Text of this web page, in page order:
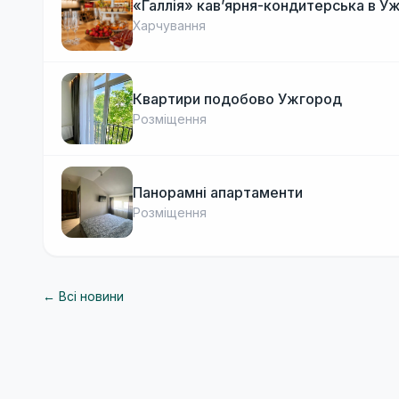
«Галлія» кав’ярня-кондитерська в
Харчування
Квартири подобово Ужгород
Розміщення
Панорамні апартаменти
Розміщення
← Всі новини